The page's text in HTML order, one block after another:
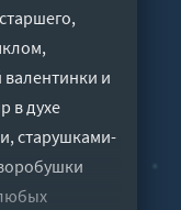
валентинки и
в духе
старушками-